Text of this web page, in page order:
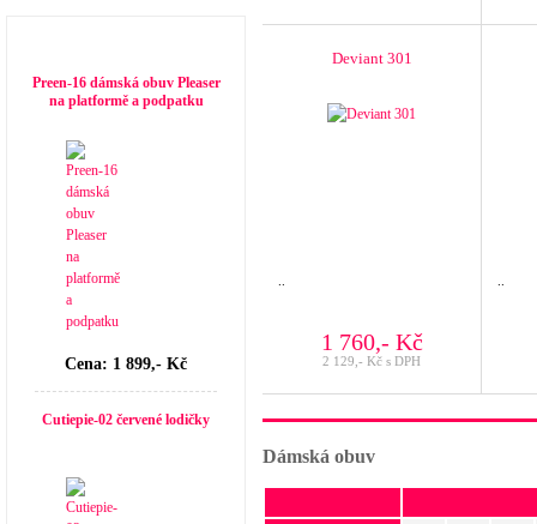
Preen-16 dámská obuv Pleaser
na platformě a podpatku
Cena: 1 899,- Kč
Cutiepie-02 červené lodičky
Deviant 301
1 760,- Kč
2 129,- Kč s DPH
Dámská obuv